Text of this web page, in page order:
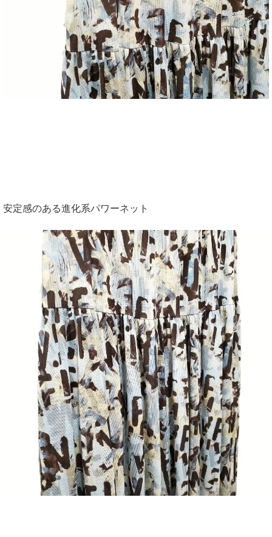
安定感のある進化系パワーネット